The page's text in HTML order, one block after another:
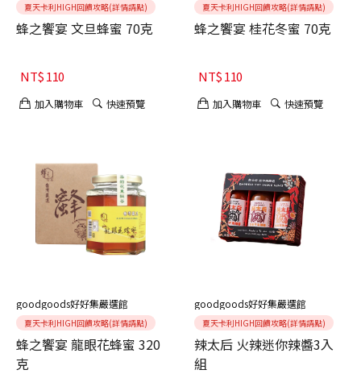
夏天卡利HIGH回饋攻略(詳情請點)
蜂之饗宴 文旦蜂蜜 70克
NT$110
加入購物車 快速預覽
夏天卡利HIGH回饋攻略(詳情請點)
蜂之饗宴 桂花冬蜜 70克
NT$110
加入購物車 快速預覽
goodgoods好好集嚴選館
夏天卡利HIGH回饋攻略(詳情請點)
蜂之饗宴 龍眼花蜂蜜 320
克
goodgoods好好集嚴選館
夏天卡利HIGH回饋攻略(詳情請點)
辣太后 火辣迷你辣醬3入
組